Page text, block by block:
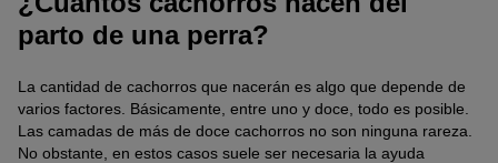
parto de una perra?
La cantidad de cachorros que nacerán es algo que depende de
varios factores. Básicamente, entre uno y doce, todo es posible.
Las camadas de más de doce cachorros no son ninguna rareza.
No obstante, en estos casos suele ser necesaria la ayuda